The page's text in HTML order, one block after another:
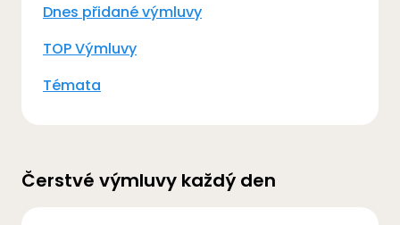
Dnes přidané výmluvy
TOP Výmluvy
Témata
Čerstvé výmluvy každý den